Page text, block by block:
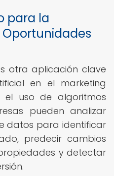
para la
otra aplicación clave
en el marketing
el uso de algoritmos
pueden analizar
datos para identificar
predecir cambios
y detectar